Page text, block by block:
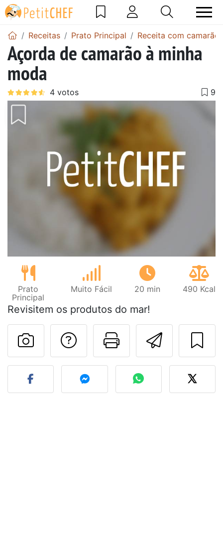
Receitas Prato Principal Receita com camarão
Açorda de camarão à minha
moda
Prato
Principal
Muito Fácil 20 min 490 Kcal
Revisitem os produtos do mar!
Imprima
Falar com o autor
Fez esta receita?